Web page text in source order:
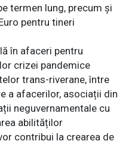
termen lung, precum și
pentru tineri
în afaceri pentru
crizei pandemice
trans-riverane, între
a afacerilor, asociații din
neguvernamentale cu
abilităților
contribui la crearea de